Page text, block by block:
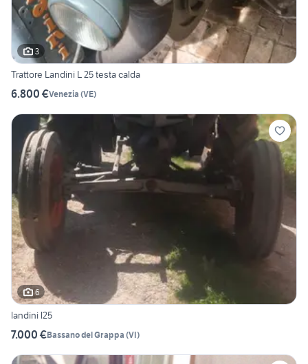
3
Trattore Landini L 25 testa calda
6.800 €Venezia (VE)
6
landini l25
7.000 €Bassano del Grappa (VI)